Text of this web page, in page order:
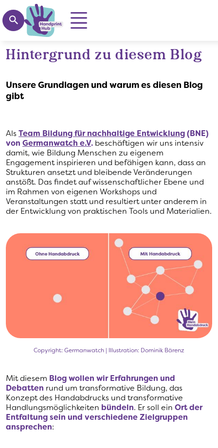
Direkt zum Inhalt
Suchen
Hintergrund zu diesem Blog
Unsere Grundlagen und warum es diesen Blog
gibt
AlsTeam Bildung für nachhaltige Entwicklung(BNE)
von Germanwatch e.V. beschäftigen wir uns intensiv
damit, wie Bildung Menschen zu eigenem
Engagement inspirieren und befähigen kann, dassan
Strukturen ansetzt und bleibende Veränderungen
anstößt. Das findet auf wissenschaftlicher Ebene und
im Rahmen von eigenen Workshops und
Veranstaltungen statt und resultiert unter anderem in
der Entwicklung von praktischen Tools und Materialien.
Copyright: Germanwatch | Illustration: Dominik Bärenz
Mit diesem Blog wollen wir Erfahrungen und
Debatten rund um transformative Bildung, das
Konzept des Handabdrucks und transformative
Handlungsmöglichkeiten bündeln. Er soll ein Ort der
Entfaltung sein und verschiedene Zielgruppen
ansprechen: